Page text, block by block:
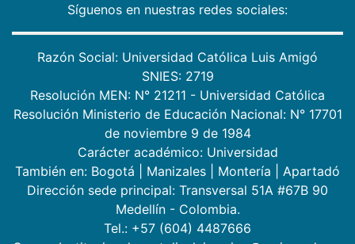
Síguenos en nuestras redes sociales:
Razón Social: Universidad Católica Luis Amigó
SNIES: 2719
Resolución MEN: N° 21211 - Universidad Católica
Resolución Ministerio de Educación Nacional: N° 17701
de noviembre 9 de 1984
Carácter académico: Universidad
También en: Bogotá Manizales Montería
Apartadó
Dirección sede principal: Transversal 51A #67B 90
Medellín - Colombia.
Tel.: +57 (604) 4487666